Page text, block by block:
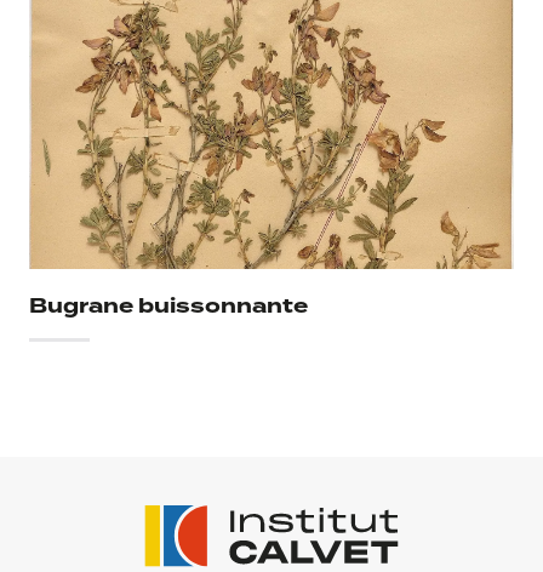
Bugrane buissonnante